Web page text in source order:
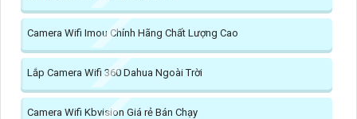
Camera Wifi Imou Chính Hãng Chất Lượng Cao
Lắp Camera Wifi 360 Dahua Ngoài Trời
Camera Wifi Kbvision Giá rẻ Bán Chạy